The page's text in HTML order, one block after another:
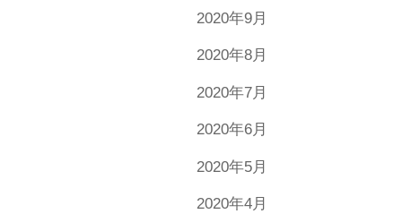
2020年9月
2020年8月
2020年7月
2020年6月
2020年5月
2020年4月